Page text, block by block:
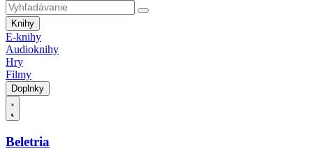
Knihy
E-knihy
Audioknihy
Hry
Filmy
Doplnky
Beletria